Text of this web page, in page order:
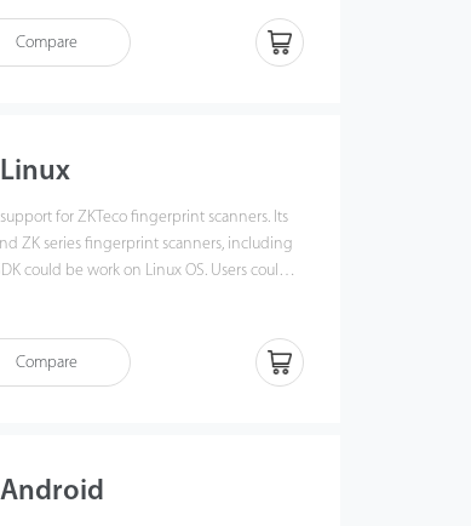
software para PC para obtener
Hay un controlador, documentos de
Compare
for ZKTeco fingerprint scanners. Its
ZK series fingerprint scanners, including
could be work on Linux OS. Users could
Compare
Android